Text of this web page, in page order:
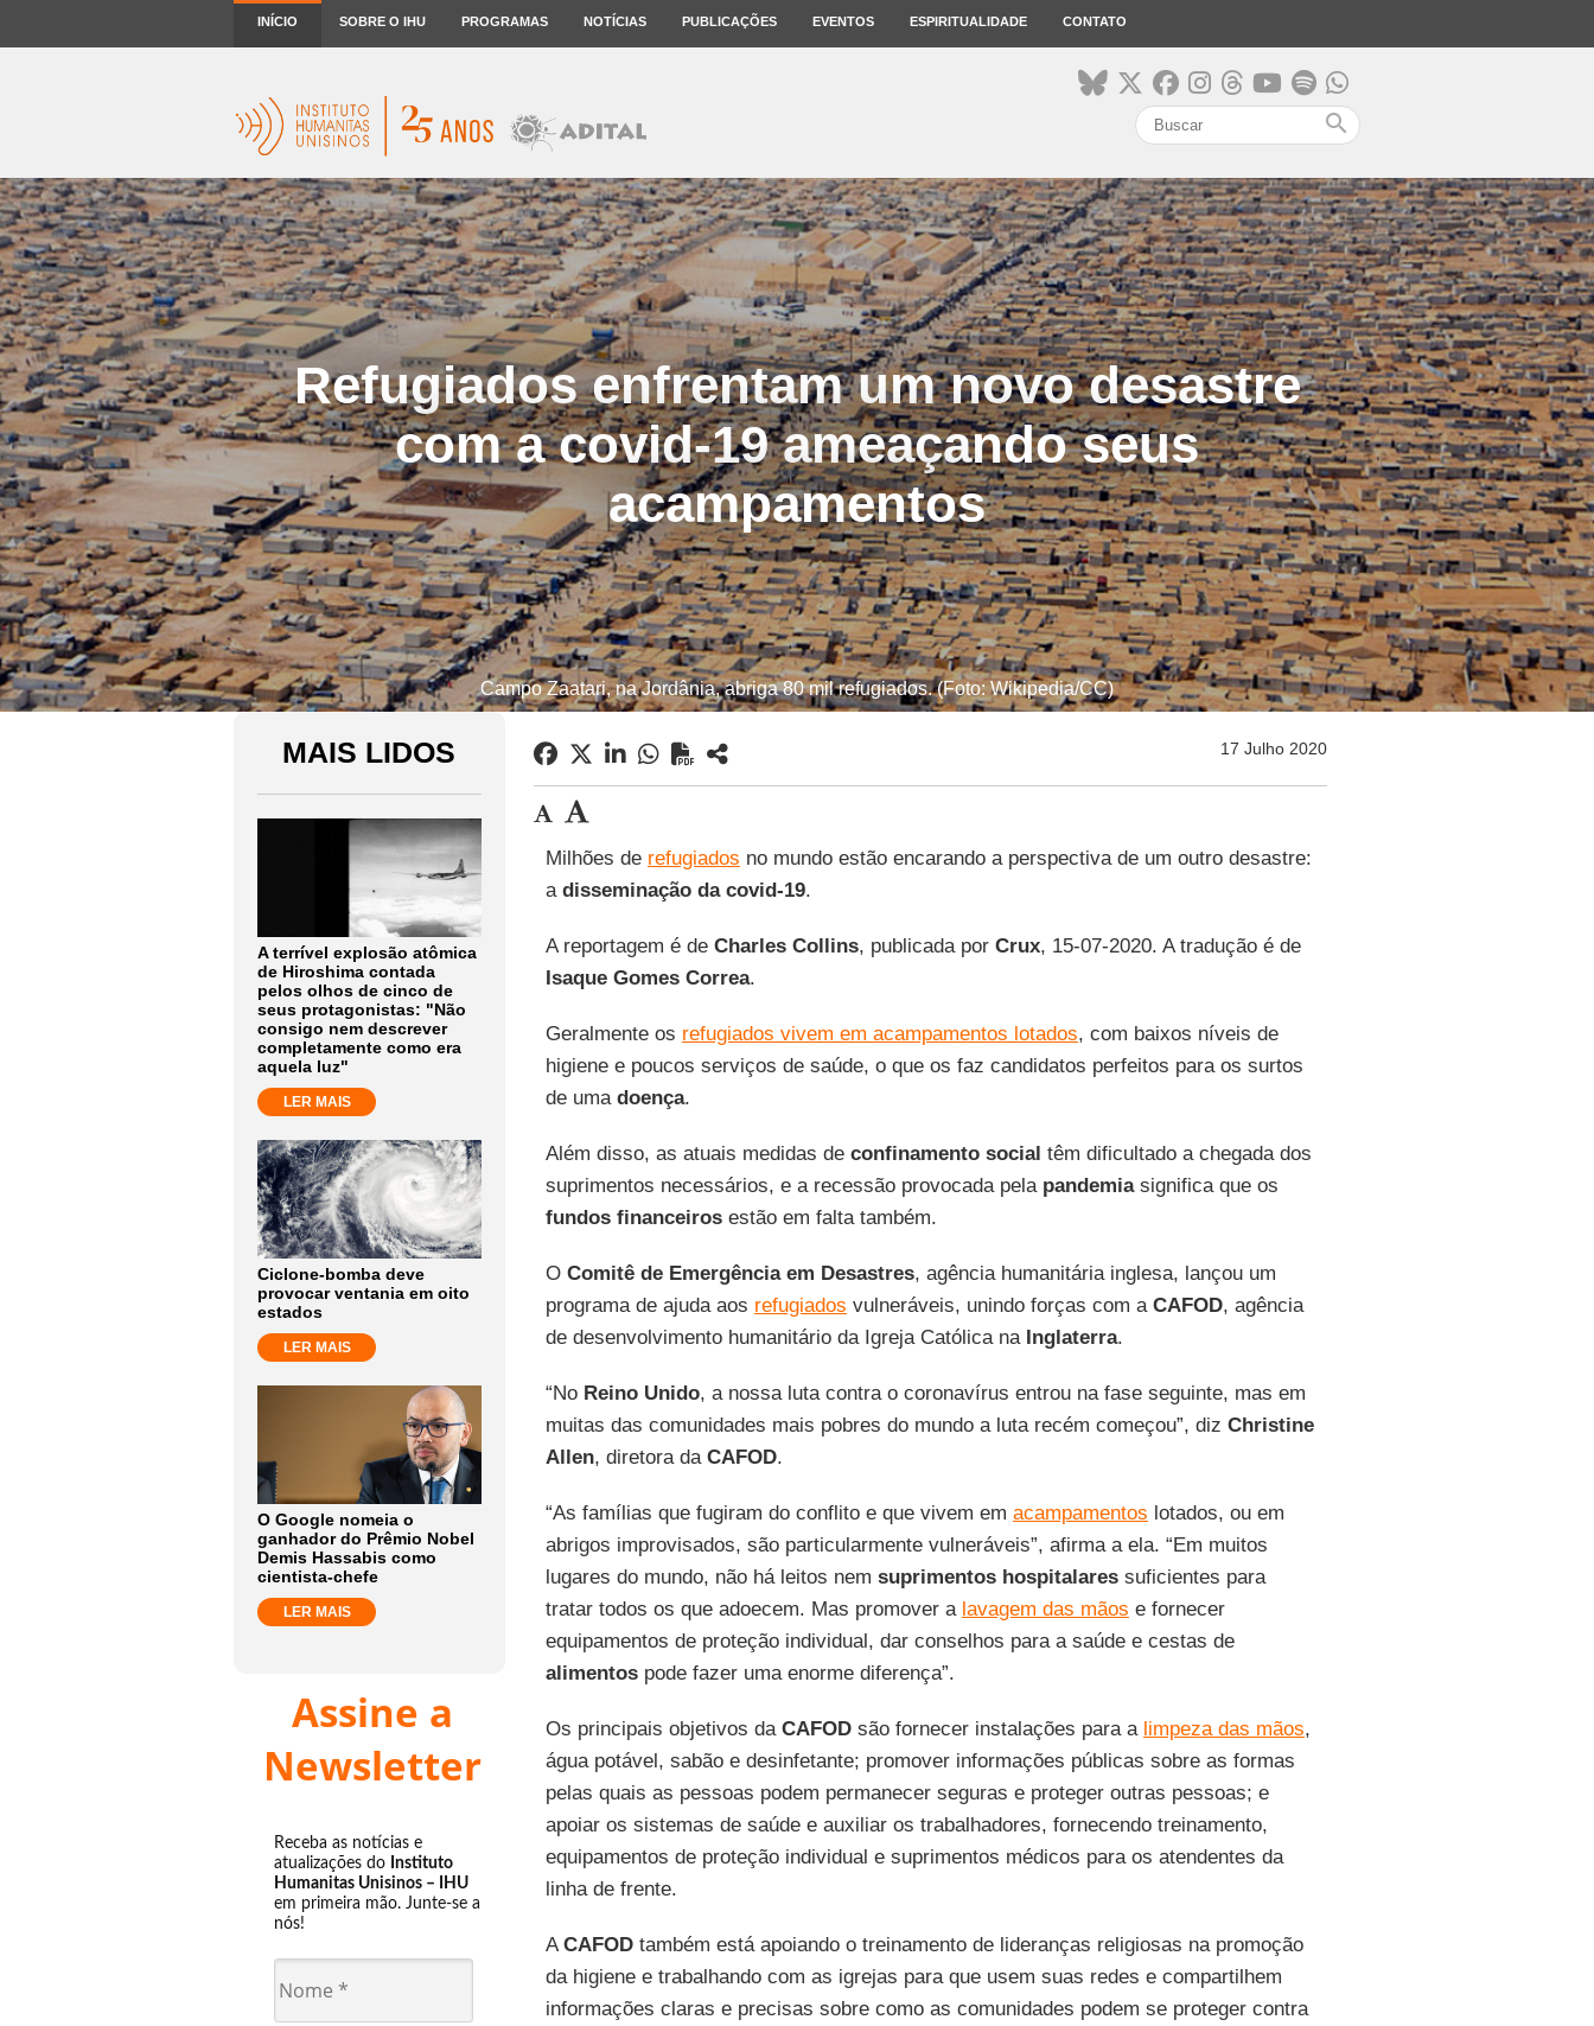
INÍCIO SOBRE O IHU PROGRAMAS NOTÍCIAS PUBLICAÇÕES EVENTOS ESPIRITUALIDADE CONTATO
search
Refugiados enfrentam um novo desastre
com a covid-19 ameaçando seus
acampamentos
Campo Zaatari, na Jordânia, abriga 80 mil refugiados. (Foto: Wikipedia/CC)
MAIS LIDOS
A terrível explosão atômica
de Hiroshima contada
pelos olhos de cinco de
seus protagonistas: "Não
consigo nem descrever
completamente como era
aquela luz"
LER MAIS
Ciclone-bomba deve
provocar ventania em oito
estados
LER MAIS
O Google nomeia o
ganhador do Prêmio Nobel
Demis Hassabis como
cientista-chefe
LER MAIS
Assine a
Newsletter
Receba as notícias e
atualizações do Instituto
Humanitas Unisinos – IHU
em primeira mão. Junte-se a
nós!
17 Julho 2020
Milhões de refugiados no mundo estão encarando a perspectiva de um outro desastre:
a disseminação da covid-19.
A reportagem é de Charles Collins, publicada por Crux, 15-07-2020. A tradução é de
Isaque Gomes Correa.
Geralmente os refugiados vivem em acampamentos lotados, com baixos níveis de
higiene e poucos serviços de saúde, o que os faz candidatos perfeitos para os surtos
de uma doença.
Além disso, as atuais medidas de confinamento social têm dificultado a chegada dos
suprimentos necessários, e a recessão provocada pela pandemiasignifica que os
fundos financeirosestão em falta também.
O Comitê de Emergência em Desastres, agência humanitária inglesa, lançou um
programa de ajuda aos refugiados vulneráveis, unindo forças com a CAFOD, agência
de desenvolvimento humanitário da Igreja Católica na Inglaterra.
“No Reino Unido, a nossa luta contra o coronavírus entrou na fase seguinte, mas em
muitas das comunidades mais pobres do mundo a luta recém começou”, diz Christine
Allen, diretora da CAFOD.
“As famílias que fugiram do conflito e que vivem em acampamentos lotados, ou em
abrigos improvisados, são particularmente vulneráveis”, afirma a ela. “Em muitos
lugares do mundo, não há leitos nem suprimentos hospitalaressuficientes para
tratar todos os que adoecem. Mas promover a lavagem das mãos e fornecer
equipamentos de proteção individual, dar conselhos para a saúde e cestas de
alimentospode fazer uma enorme diferença”.
Os principais objetivos da CAFODsão fornecer instalações para a limpeza das mãos,
água potável, sabão e desinfetante; promover informações públicas sobre as formas
pelas quais as pessoas podem permanecer seguras e proteger outras pessoas; e
apoiar os sistemas de saúde e auxiliar os trabalhadores, fornecendo treinamento,
equipamentos de proteção individual e suprimentos médicos para os atendentes da
linha de frente.
ACAFODtambém está apoiando o treinamento de lideranças religiosas na promoção
da higiene e trabalhando com as igrejas para que usem suas redes e compartilhem
informações claras e precisas sobre como as comunidades podem se proteger contra